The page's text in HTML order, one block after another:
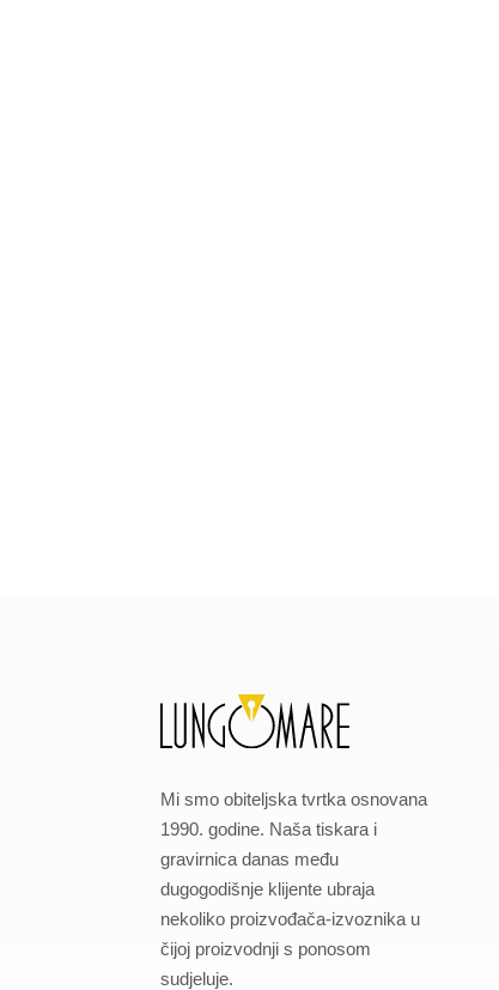
Mi smo obiteljska tvrtka osnovana
1990. godine. Naša tiskara i
gravirnica danas među
dugogodišnje klijente ubraja
nekoliko proizvođača-izvoznika u
čijoj proizvodnji s ponosom
sudjeluje.